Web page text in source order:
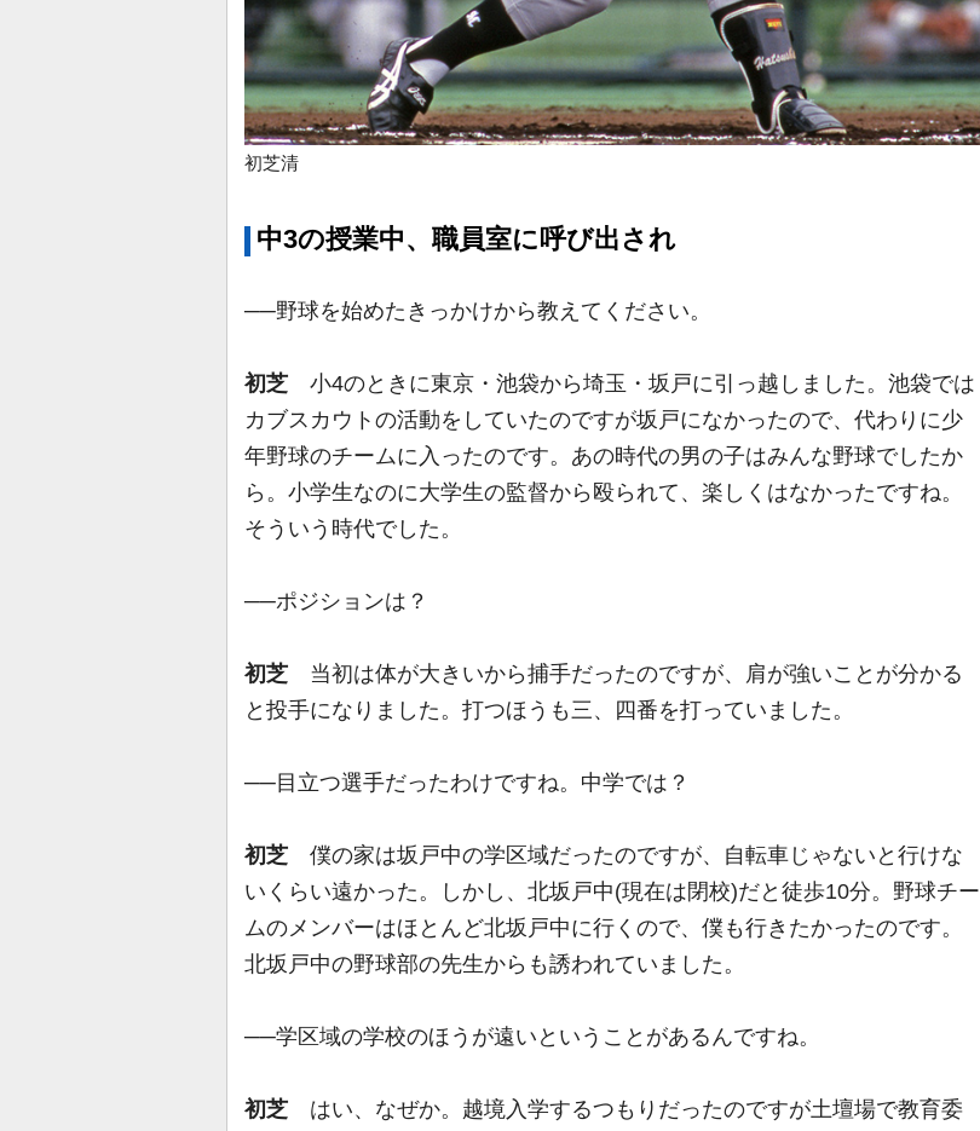
初芝清
中3の授業中、職員室に呼び出され
──野球を始めたきっかけから教えてください。
初芝 小4のときに東京・池袋から埼玉・坂戸に引っ越しました。池袋では
カブスカウトの活動をしていたのですが坂戸になかったので、代わりに少
年野球のチームに入ったのです。あの時代の男の子はみんな野球でしたか
ら。小学生なのに大学生の監督から殴られて、楽しくはなかったですね。
そういう時代でした。
──ポジションは？
初芝 当初は体が大きいから捕手だったのですが、肩が強いことが分かる
と投手になりました。打つほうも三、四番を打っていました。
──目立つ選手だったわけですね。中学では？
初芝 僕の家は坂戸中の学区域だったのですが、自転車じゃないと行けな
いくらい遠かった。しかし、北坂戸中(現在は閉校)だと徒歩10分。野球チー
ムのメンバーはほとんど北坂戸中に行くので、僕も行きたかったのです。
北坂戸中の野球部の先生からも誘われていました。
──学区域の学校のほうが遠いということがあるんですね。
初芝 はい、なぜか。越境入学するつもりだったのですが土壇場で教育委